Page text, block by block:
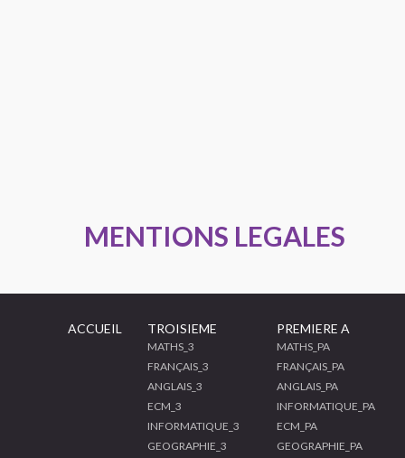
MENTIONS LEGALES
ACCUEIL TROISIEME
MATHS_3
FRANÇAIS_3
ANGLAIS_3
ECM_3
INFORMATIQUE_3
GEOGRAPHIE_3
PREMIERE A
MATHS_PA
FRANÇAIS_PA
ANGLAIS_PA
INFORMATIQUE_PA
ECM_PA
GEOGRAPHIE_PA